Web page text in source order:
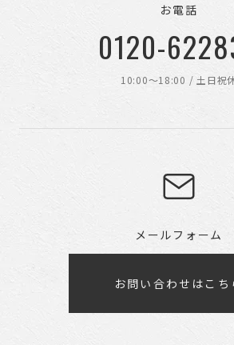
お電話
0120-
10:00〜18:00 / 土日祝
メールフォーム
お問い合わせはこち